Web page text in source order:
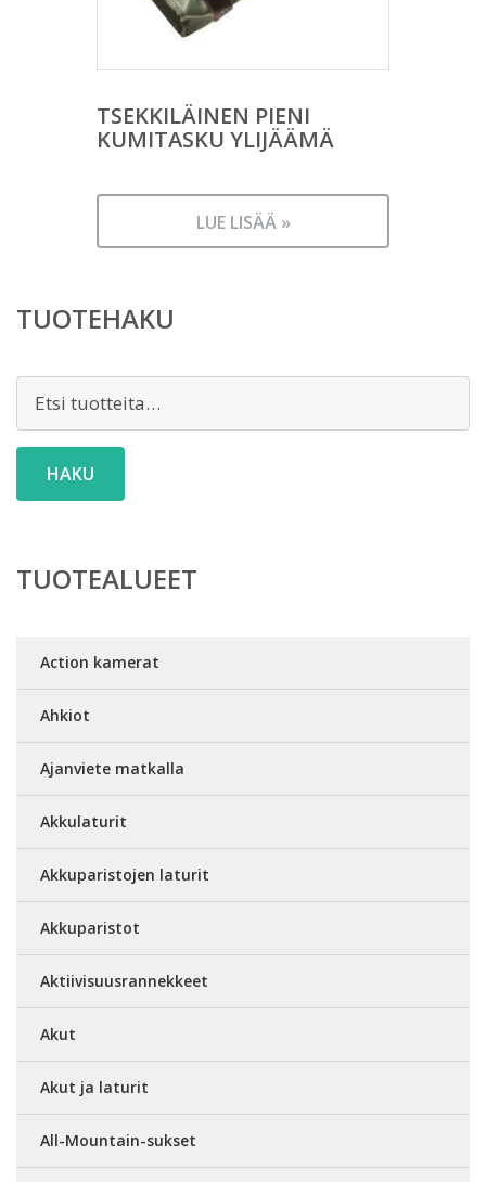
TSEKKILÄINEN PIENI
KUMITASKU YLIJÄÄMÄ
LUE LISÄÄ »
TUOTEHAKU
Etsi:
HAKU
TUOTEALUEET
Action kamerat
Ahkiot
Ajanviete matkalla
Akkulaturit
Akkuparistojen laturit
Akkuparistot
Aktiivisuusrannekkeet
Akut
Akut ja laturit
All-Mountain-sukset